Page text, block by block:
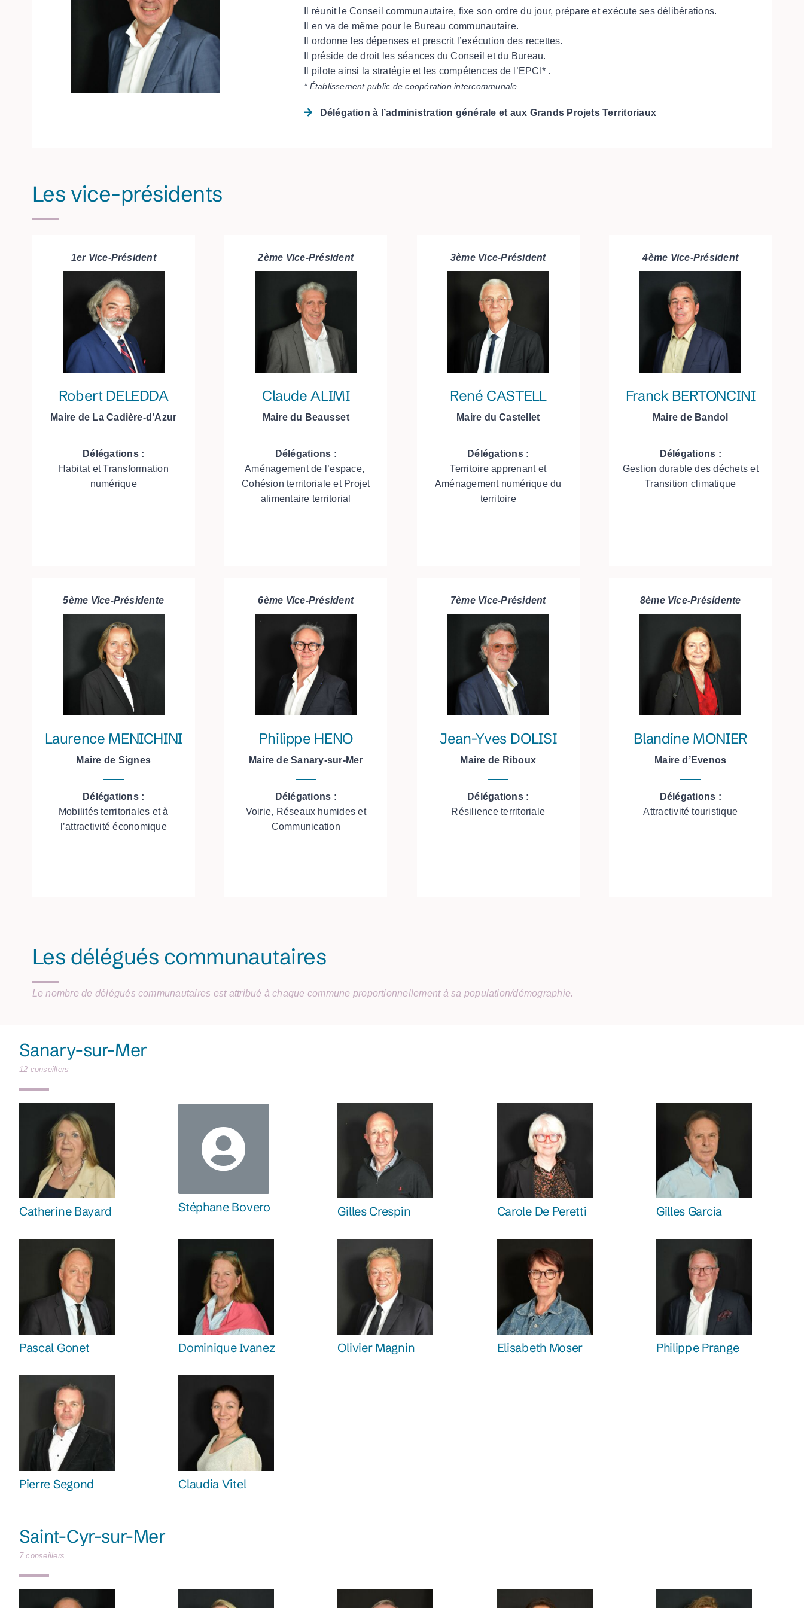
Il réunit le Conseil communautaire, fixe son ordre du jour, prépare et exécute ses délibérations.
Il en va de même pour le Bureau communautaire.
Il ordonne les dépenses et prescrit l’exécution des recettes.
Il préside de droit les séances du Conseil et du Bureau.
Il pilote ainsi la stratégie et les compétences de l’EPCI* .
* Établissement public de coopération intercommunale
Délégation à l’administration générale et aux Grands Projets Territoriaux
Les vice-présidents
1er Vice-Président
Robert DELEDDA
Maire de La Cadière-d’Azur
Délégations :
Habitat et Transformation
numérique
2ème Vice-Président
Claude ALIMI
Maire du Beausset
Délégations :
Aménagement de l’espace,
Cohésion territoriale et Projet
alimentaire territorial
3ème Vice-Président
René CASTELL
Maire du Castellet
Délégations :
Territoire apprenant et
Aménagement numérique du
territoire
4ème Vice-Président
Franck BERTONCINI
Maire de Bandol
Délégations :
Gestion durable des déchets et
Transition climatique
5ème Vice-Présidente
Laurence MENICHINI
Maire de Signes
Délégations :
Mobilités territoriales et à
l’attractivité économique
6ème Vice-Président
Philippe HENO
Maire de Sanary-sur-Mer
Délégations :
Voirie, Réseaux humides et
Communication
7ème Vice-Président
Jean-Yves DOLISI
Maire de Riboux
Délégations :
Résilience territoriale
8ème Vice-Présidente
Blandine MONIER
Maire d’Evenos
Délégations :
Attractivité touristique
Les délégués communautaires
Le nombre de délégués communautaires est attribué à chaque commune proportionnellement à sa population/démographie.
Sanary-sur-Mer
12 conseillers
Catherine Bayard Stéphane Bovero Gilles Crespin Carole De Peretti Gilles Garcia
Pascal Gonet Dominique Ivanez Olivier Magnin Elisabeth Moser Philippe Prange
Pierre Segond Claudia Vitel
Saint-Cyr-sur-Mer
7 conseillers